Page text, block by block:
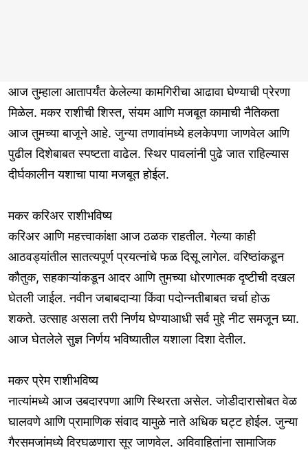
आज तुम्हाला आतापर्यंत केलेल्या कामगिरीचा आढावा घेण्याची प्रेरणा
मिळेल. मकर राशीची शिस्त, संयम आणि मजबूत कामाची नैतिकता
आज तुमच्या बाजूने आहे. जुन्या तणावांमध्ये हलकेपणा जाणवेल आणि
पुढील दिशेबाबत स्पष्टता वाढेल. स्थिर पावलांनी पुढे जात राहिल्यास
दीर्घकालीन यशाचा पाया मजबूत होईल.
मकर करिअर राशीभविष्य
करिअर आणि महत्त्वाकांक्षा आज ठळक राहतील. गेल्या काही
आठवड्यांतील सातत्यपूर्ण प्रयत्नांचे फळ दिसू लागेल. वरिष्ठांकडून
कौतुक, सहकाऱ्यांकडून आदर आणि तुमच्या धोरणात्मक दृष्टीची दखल
घेतली जाईल. नवीन जबाबदाऱ्या किंवा पदोन्नतीबाबत चर्चा होऊ
शकते. उत्साह असला तरी निर्णय घेण्याआधी सर्व मुद्दे नीट समजून घ्या.
आज घेतलेले सुज्ञ निर्णय भविष्यातील यशाला दिशा देतील.
मकर प्रेम राशीभविष्य
नात्यांमध्ये आज उबदारपणा आणि स्थिरता असेल. जोडीदारासोबत वेळ
घालवणे आणि प्रामाणिक संवाद यामुळे नाते अधिक घट्ट होईल. जुन्या
गैरसमजांमध्ये विरघळणारा सूर जाणवेल. अविवाहितांना सामाजिक